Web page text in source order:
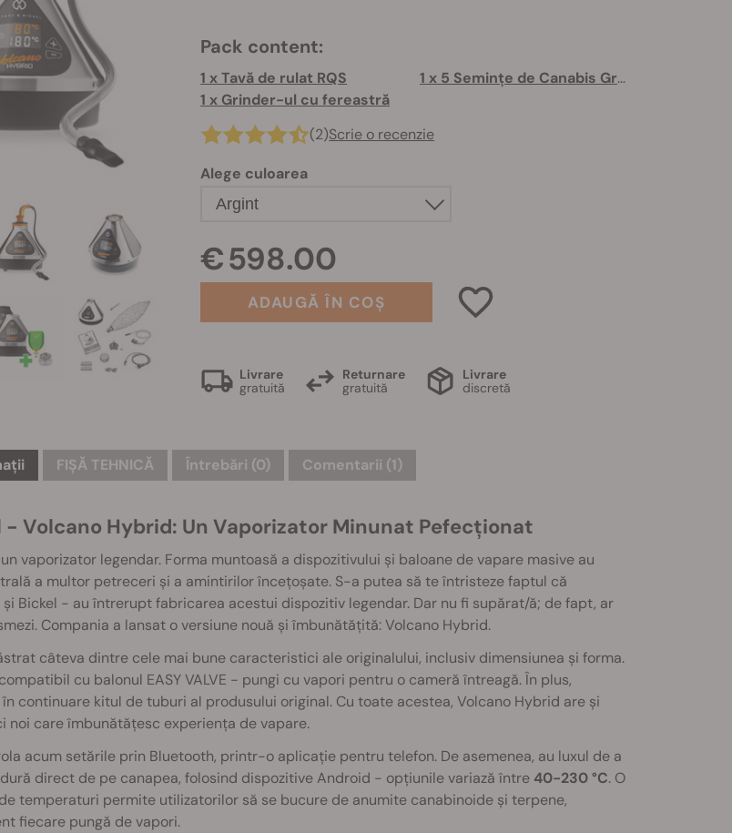
Pack content:
1 x Tavă de rulat RQS
1 x 5 Semințe de Canabis Gratuite
1 x Grinder-ul cu fereastră
(2)Scrie o recenzie
Alege culoarea
Argint
€ 598.00
ADAUGĂ ÎN COȘ
Livrare
gratuită
Returnare
gratuită
Livrare
discretă
FIȘĂ TEHNICĂ Întrebări (0) Comentarii (1)
- Volcano Hybrid: Un Vaporizator Minunat Pefecționat
vaporizator legendar. Forma muntoasă a dispozitivului și baloane de vapare masive au
a multor petreceri și a amintirilor încețoșate. S-a putea să te întristeze faptul că
Bickel - au întrerupt fabricarea acestui dispozitiv legendar. Dar nu fi supărat/ă; de fapt, ar
Compania a lansat o versiune nouă și îmbunătățită: Volcano Hybrid.
câteva dintre cele mai bune caracteristici ale originalului, inclusiv dimensiunea și forma.
cu balonul EASY VALVE - pungi cu vapori pentru o cameră întreagă. În plus,
continuare kitul de tuburi al produsului original. Cu toate acestea, Volcano Hybrid are și
noi care îmbunătățesc experiența de vapare.
acum setările prin Bluetooth, printr-o aplicație pentru telefon. De asemenea, au luxul de a
direct de pe canapea, folosind dispozitive Android - opțiunile variază între 40-230 °C. O
temperaturi permite utilizatorilor să se bucure de anumite canabinoide și terpene,
fiecare pungă de vapori.